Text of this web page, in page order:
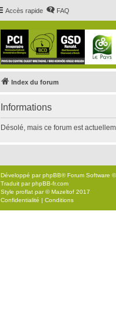
Accès rapide FAQ
Index du forum
Informations
Désolé, mais ce forum est
Développé parphpBB® Forum Software
Traduit parphpBB-fr.com
Style proflat par ©Mazeltof 2017
Confidentialité | Conditions